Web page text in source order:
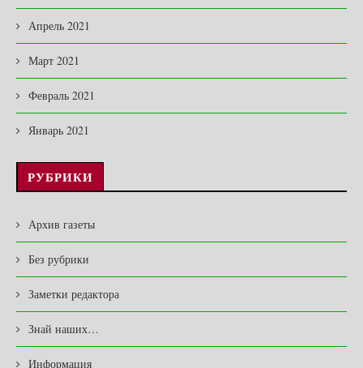
Апрель 2021
Март 2021
Февраль 2021
Январь 2021
РУБРИКИ
Архив газеты
Без рубрики
Заметки редактора
Знай наших…
Информация